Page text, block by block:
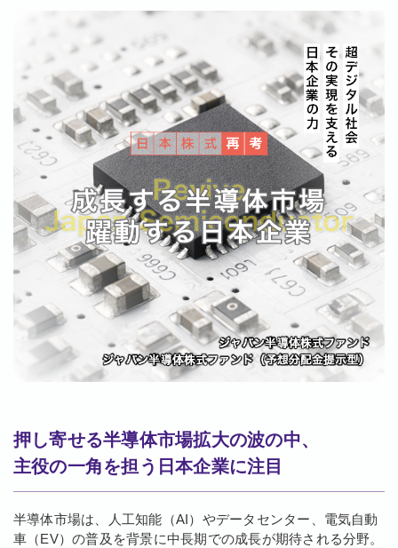
押し寄せる半導体市場拡大の波の中、
主役の一角を担う日本企業に注目
半導体市場は、人工知能（AI）やデータセンター、電気自動
車（EV）の普及を背景に中長期での成長が期待される分野。